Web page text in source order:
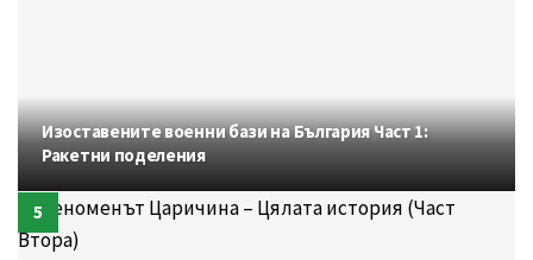
Изоставените военни бази на България Част 1:
Ракетни поделения